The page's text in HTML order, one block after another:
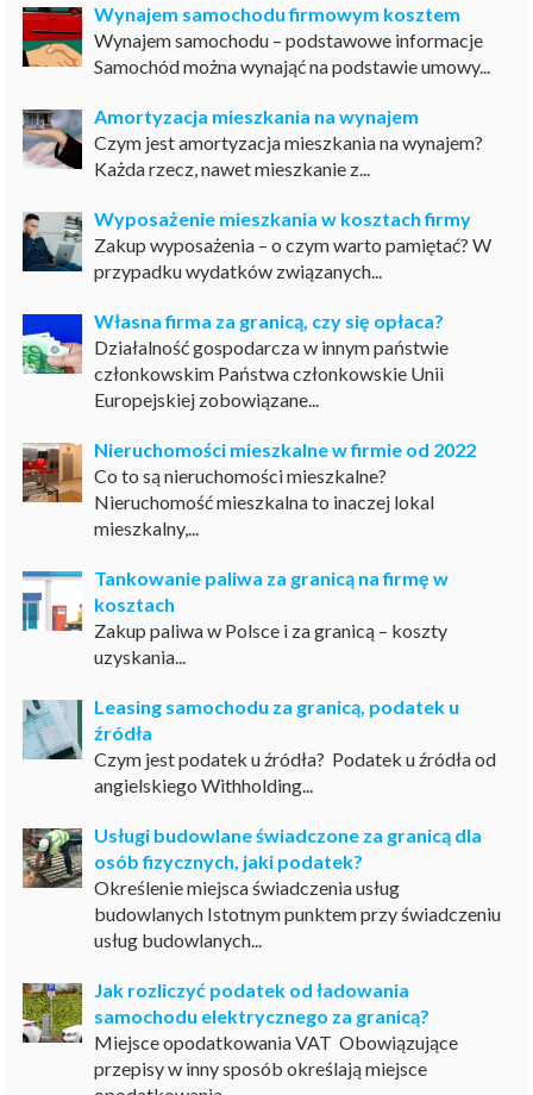
Wynajem samochodu firmowym kosztem
Wynajem samochodu – podstawowe informacje
Samochód można wynająć na podstawie umowy...
Amortyzacja mieszkania na wynajem
Czym jest amortyzacja mieszkania na wynajem?
Każda rzecz, nawet mieszkanie z...
Wyposażenie mieszkania w kosztach firmy
Zakup wyposażenia – o czym warto pamiętać? W
przypadku wydatków związanych...
Własna firma za granicą, czy się opłaca?
Działalność gospodarcza w innym państwie
członkowskim Państwa członkowskie Unii
Europejskiej zobowiązane...
Nieruchomości mieszkalne w firmie od 2022
Co to są nieruchomości mieszkalne?
Nieruchomość mieszkalna to inaczej lokal
mieszkalny,...
Tankowanie paliwa za granicą na firmę w
kosztach
Zakup paliwa w Polsce i za granicą – koszty
uzyskania...
Leasing samochodu za granicą, podatek u
źródła
Czym jest podatek u źródła? Podatek u źródła od
angielskiego Withholding...
Usługi budowlane świadczone za granicą dla
osób fizycznych, jaki podatek?
Określenie miejsca świadczenia usług
budowlanych Istotnym punktem przy świadczeniu
usług budowlanych...
Jak rozliczyć podatek od ładowania
samochodu elektrycznego za granicą?
Miejsce opodatkowania VAT Obowiązujące
przepisy w inny sposób określają miejsce